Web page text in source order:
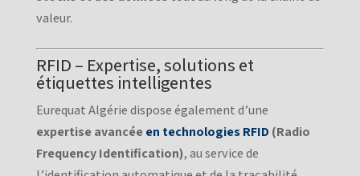
valeur.
RFID – Expertise, solutions et
étiquettes intelligentes
Eurequat Algérie dispose également d’une
expertise avancéeen technologies RFID (Radio
Frequency Identification), au service de